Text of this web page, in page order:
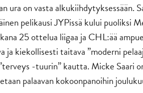
ura on vasta alkukiihdytyksessään.
pelikausi JYPissä kului puoliksi
25 ottelua liigaa ja CHL:ää
ja kiekollisesti taitava ”moderni
-tuurin” kautta. Micke Saari
palaavan kokoonpanoihin